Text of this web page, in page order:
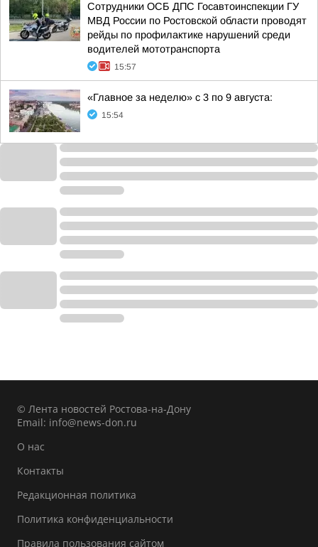
Сотрудники ОСБ ДПС Госавтоинспекции ГУ
МВД России по Ростовской области проводят
рейды по профилактике нарушений среди
водителей мототранспорта
15:57
«Главное за неделю» с 3 по 9 августа:
15:54
© Лента новостей Ростова-на-Дону
Email: info@news-don.ru
О нас
Контакты
Редакционная политика
Политика конфиденциальности
Правила пользования сайтом